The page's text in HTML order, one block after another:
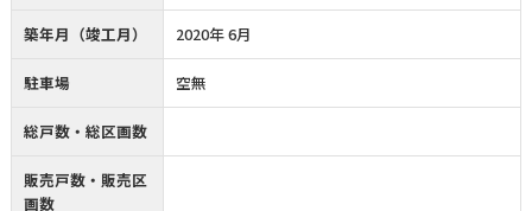
築年月（竣工月） 2020年 6月
駐車場 空無
総戸数・総区画数
販売戸数・販売区
画数